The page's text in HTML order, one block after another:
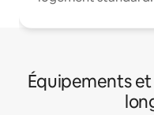
Équipements